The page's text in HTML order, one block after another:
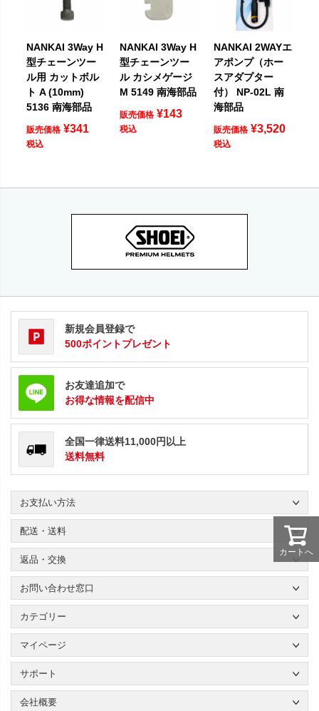
NANKAI 3Way H
型チェーンツー
ル用 カットボル
ト A (10mm)
5136 南海部品
販売価格 ¥341
税込
NANKAI 3Way H
型チェーンツー
ル カシメゲージ
M 5149 南海部品
販売価格 ¥143
税込
NANKAI 2WAYエ
アポンプ（ホー
スアダプター
付） NP-02L 南
海部品
販売価格 ¥3,520
税込
カートへ
新規会員登録で
500ポイントプレゼント
お友達追加で
お得な情報を配信中
全国一律送料11,000円以上
送料無料
お支払い方法
配送・送料
返品・交換
お問い合わせ窓口
カテゴリー
マイページ
サポート
会社概要